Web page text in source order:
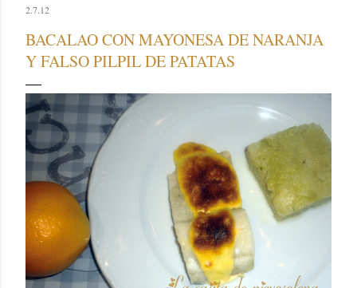
2.7.12
BACALAO CON MAYONESA DE NARANJA
Y FALSO PILPIL DE PATATAS